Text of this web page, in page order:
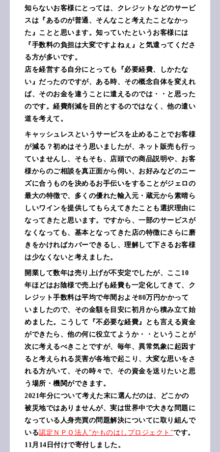
知らないお客様にとっては、クレジットなどのサービ
スは『あるのが普通、そんなこと考えたことなかっ
た』ことと思います。知っていたというお客様には
『手数料の負担は大変ですよねぇ』と気遣ってくださ
る方が多いです。
店を経営する自分にとっても『必要経費、しかたな
い』だったのですが、ある時、その概念自体を変えれ
ば、そのお金を違うことに遣えるのでは・・と思った
のです。経費削減を目的とするのではなく、他の遣い
道を考えて。
キャッシュレスというサービスを止めることでお客様
が減る？初めはそう思いましたが、ネット販売も行っ
ていませんし、そもそも、店頭での商品説明や、お客
様からのご相談を真正面から伺い、お好みなどのニー
ズに合うものを決めるお手伝いをすることがジェロの
最大の特徴で、多くの優れた輸入元・蔵元から素晴ら
しいワインを提供してもらえてきたことも選択理由に
なってきたと思います。ですから、一部のサービスが
なくなっても、基本となってきた店の特徴にさらに磨
きをかければカバーできるし、理解して下さるお客様
は少なくないと考えました。
開業して数年は売り上げが不安定でしたが、ここ10
年ほどはお陰様で売上げも経費も一定化してきて、ク
レジット手数料は平均で年間およそ80万円かかって
いましたので、その金額を目安に初月から積み立て始
めました。こうして『不必要な経費』とも言える資金
ができたら、他の何に役立てようか・・ということが
次に考えるべきことですが、毎年、異常気象に起因す
ると考えられる災害が各地で起こり、大変な思いをさ
れる方がいて、その時々で、その資金を送りたいと思
う場所・機関ができます。
2021年分について考えた末に選んだのは、どこかの
被災地ではありませんが、実は世界中で大きな問題に
なっている人身売買の問題解決についてに取り組んで
いる認定ＮＰＯ法人"かものはしプロジェクト"です。
11月14日付けで寄付しました。